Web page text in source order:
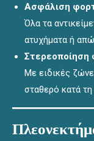
Ασφάλιση
Όλα τα
ατυχήματα ή
Στερεοποίηση
Με ειδικές
σταθερό κατά